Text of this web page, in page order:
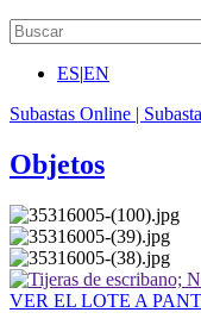
ES|EN
Subastas Online |
Objetos
VER EL LOTE A